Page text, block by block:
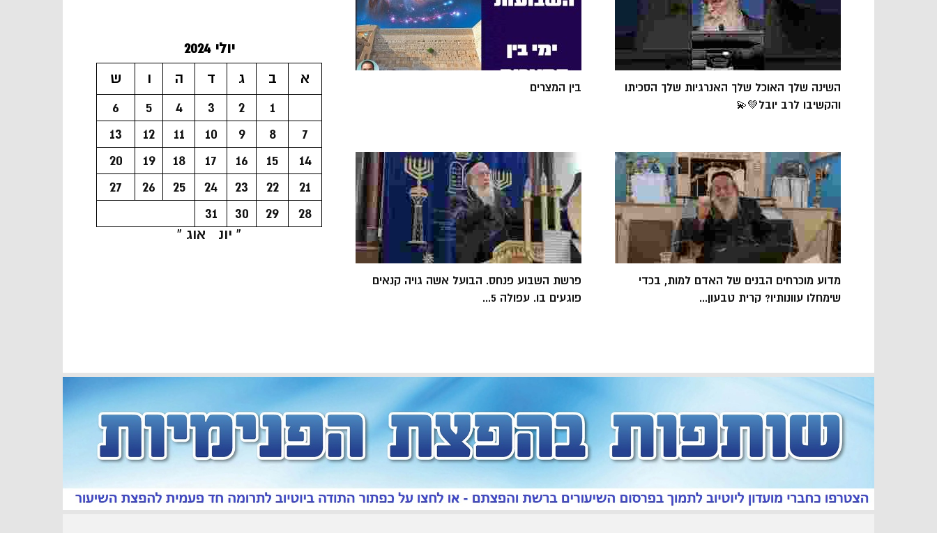
בין המצרים
השינה שלך האוכל שלך האנרגיות שלך הסכיתו
והקשיבו לרב יובל💚💫
פרשת השבוע פנחס. הבועל אשה גויה קנאים
פוגעים בו. עפולה 5...
מדוע מוכרחים הבנים של האדם למות, בכדי
שימחלו עוונותיו? קרית טבעון...
יולי 2024
א
ב ג ד ה ו
ש
1
2
3
4
5
6
7
8
9
10
11
12
13
14
15
16
17
18
19
20
21
22
23
24
25
26
27
28
29
30
31
« יונ
אוג »